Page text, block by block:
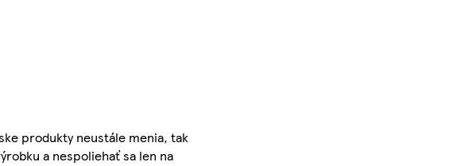
produkty neustále menia, tak
a nespoliehať sa len na